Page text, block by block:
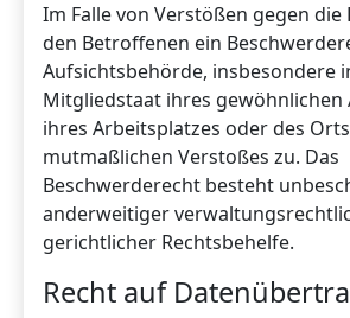
Im Falle von Verstößen gegen die
den Betroffenen ein
Aufsichtsbehörde, insbesondere
Mitgliedstaat ihres gewöhnlichen
ihres Arbeitsplatzes oder des
mutmaßlichen Verstoßes zu. Das
Beschwerderecht besteht
anderweitiger
gerichtlicher Rechtsbehelfe.
Recht auf